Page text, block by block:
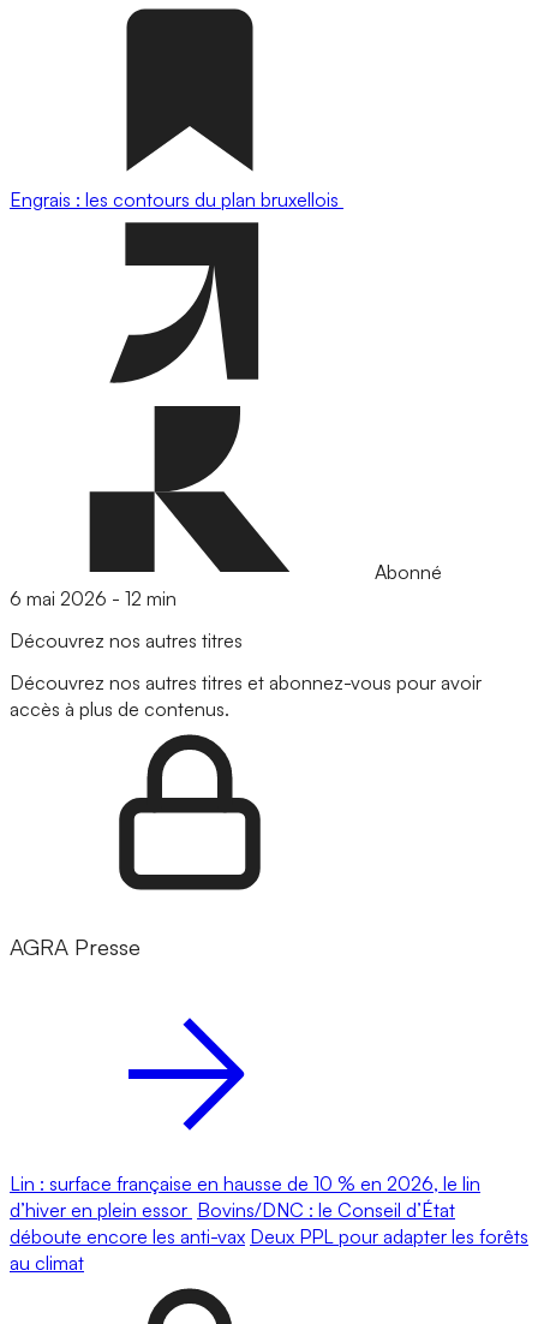
Engrais : les contours du plan bruxellois
Abonné
6 mai 2026 - 12 min
Découvrez nos autres titres
Découvrez nos autres titres et abonnez-vous pour avoir
accès à plus de contenus.
AGRA Presse
Lin : surface française en hausse de 10 % en 2026, le lin
d’hiver en plein essor Bovins/DNC : le Conseil d’État
déboute encore les anti-vax Deux PPL pour adapter les forêts
au climat